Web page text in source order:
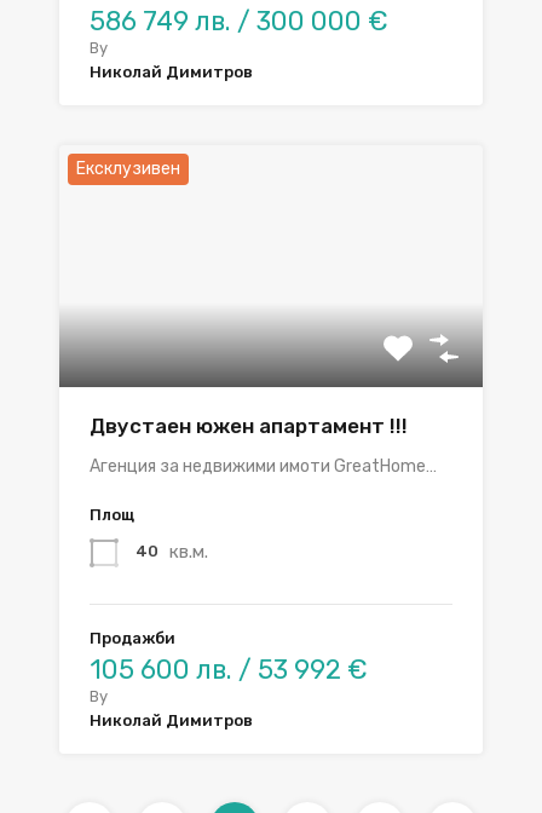
586 749 лв. / 300 000 €
By
Николай Димитров
Ексклузивен
Двустаен южен апартамент !!!
Агенция за недвижими имоти GreatHome…
Площ
40 кв.м.
Продажби
105 600 лв. / 53 992 €
By
Николай Димитров